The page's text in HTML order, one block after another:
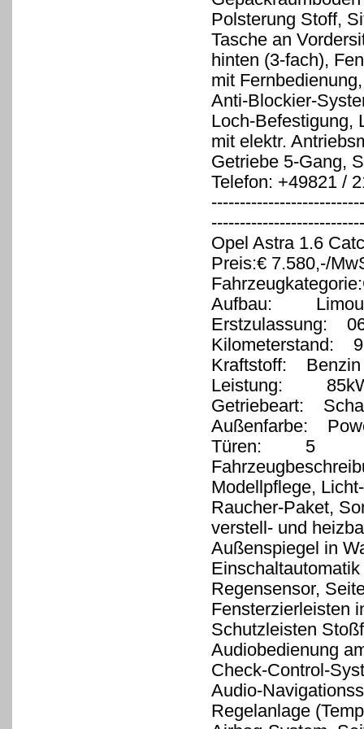
Polsterung Stoff,
Tasche an
hinten (3-fach),
mit
Anti-Blockier-
Loch-Befestigung,
mit elektr.
Getriebe 5-Gang,
Telefon: +49821 /
Opel Astra 1.6
Preis:€ 7.580,-/
Aufbau:
Erstzulassung:
Kilometerstand:
Kraftstoff: Benzin
Leistung: 85kW
Getriebeart:
Außenfarbe:
Türen: 5
Modellpflege,
Raucher-Paket,
verstell- und
Außenspiegel in
Regensensor,
Fensterzierleisten
Schutzleisten
Audiobedienung
Check-Control-
Audio-
Regelanlage